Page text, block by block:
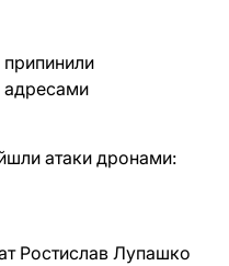
припинили
адресами
атаки дронами:
Ростислав Лупашко